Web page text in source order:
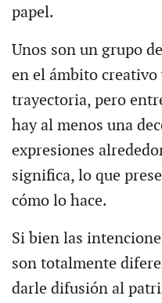
papel.
Unos son un grupo
en el ámbito
trayectoria, pero
hay al menos una
expresiones
significa, lo que
cómo lo hace.
Si bien las
son totalmente
darle difusión al